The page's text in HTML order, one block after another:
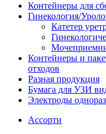
Контейнеры для
Гинекология/
Катетер
Контейнеры и
отходов
Разная продукция
Бумага для УЗИ
Электроды
Ассорти